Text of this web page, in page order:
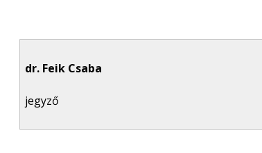
dr. Feik Csaba
jegyző